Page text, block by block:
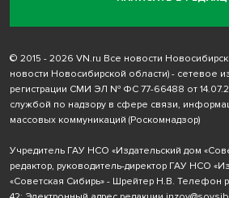
© 2015 - 2026 VN.ru Все новости
новости Новосибирской области) - сетевое
регистрации СМИ ЭЛ № ФС 77-66488 от
службой по надзору в сфере связи,
массовых коммуникаций (Роскомнадзор)
Учредитель ГАУ НСО «Издательский дом
редактор, руководитель-директор ГАУ НСО
«Советская Сибирь» - Шрейтер Н.В. Телефон